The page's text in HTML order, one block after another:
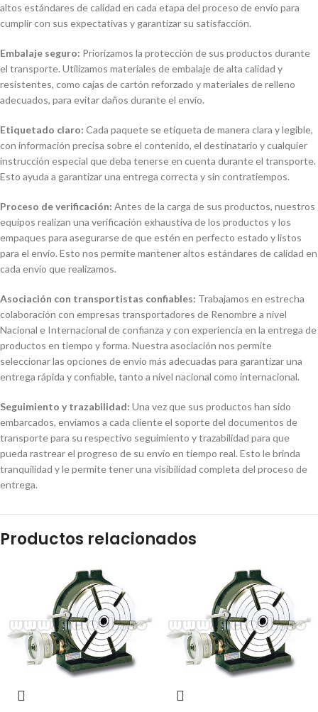
altos estándares de calidad en cada etapa del proceso de envío para
cumplir con sus expectativas y garantizar su satisfacción.
Embalaje seguro: Priorizamos la protección de sus productos durante
el transporte. Utilizamos materiales de embalaje de alta calidad y
resistentes, como cajas de cartón reforzado y materiales de relleno
adecuados, para evitar daños durante el envío.
Etiquetado claro: Cada paquete se etiqueta de manera clara y legible,
con información precisa sobre el contenido, el destinatario y cualquier
instrucción especial que deba tenerse en cuenta durante el transporte.
Esto ayuda a garantizar una entrega correcta y sin contratiempos.
Proceso de verificación: Antes de la carga de sus productos, nuestros
equipos realizan una verificación exhaustiva de los productos y los
empaques para asegurarse de que estén en perfecto estado y listos
para el envío. Esto nos permite mantener altos estándares de calidad en
cada envío que realizamos.
Asociación con transportistas confiables: Trabajamos en estrecha
colaboración con empresas transportadores de Renombre a nivel
Nacional e Internacional de confianza y con experiencia en la entrega de
productos en tiempo y forma. Nuestra asociación nos permite
seleccionar las opciones de envío más adecuadas para garantizar una
entrega rápida y confiable, tanto a nivel nacional como internacional.
Seguimiento y trazabilidad: Una vez que sus productos han sido
embarcados, enviamos a cada cliente el soporte del documentos de
transporte para su respectivo seguimiento y trazabilidad para que
pueda rastrear el progreso de su envío en tiempo real. Esto le brinda
tranquilidad y le permite tener una visibilidad completa del proceso de
entrega.
Productos relacionados